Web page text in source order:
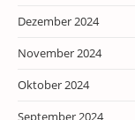
Dezember 2024
November 2024
Oktober 2024
September 2024